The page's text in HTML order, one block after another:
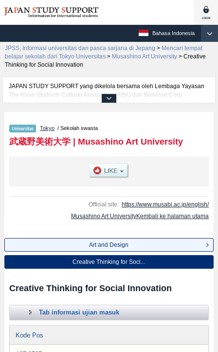
Bahasa Indonesia
JPSS, Informasi universitas dan pasca sarjana di Jepang > Mencari tempat
belajar sekolah dari Tokyo Universitas > Musashino Art University > Creative
Thinking for Social Innovation
JAPAN STUDY SUPPORT yang dikelola bersama oleh Lembaga Yayasan
The Asian Students Cultural Association (ABK) dan Benesse Corp.
menyediakan informasi sekitar 1300 universitas, pascasarjana, universitas
informasi per fakultas seperti Fakultas Art and DesignatauFakultas Creative
Thinking for Social Innovation, serta berbagai informasi yang berguna bagi
mahasiswa(i) mancanegara seperti kuota untuk jumlah pendaftar dan
mengenai ujian masuk, prasarana kampus, akses jalan, dan lainnya.
Tokyo / Sekolah swasta
武蔵野美術大学| Musashino Art University
Official site: https://www.musabi.ac.jp/english/
Musashino Art UniversityKembali ke halaman utama
Art and Design
Creative Thinking for Soci...
Creative Thinking for Social Innovation
Tab informasi ujian masuk
Kode Pos